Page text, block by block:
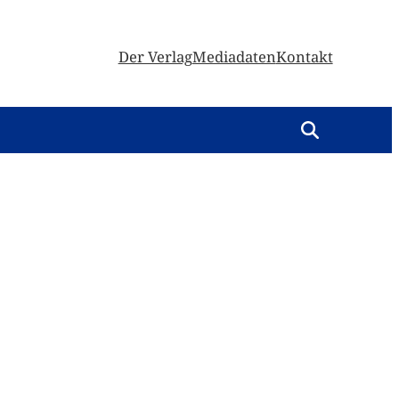
Der VerlagMediadatenKontakt